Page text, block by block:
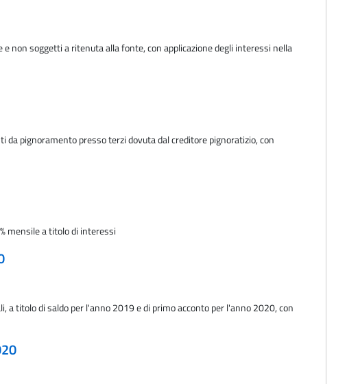
non soggetti a ritenuta alla fonte, con applicazione degli interessi nella
pignoramento presso terzi dovuta dal creditore pignoratizio, con
mensile a titolo di interessi
titolo di saldo per l'anno 2019 e di primo acconto per l'anno 2020, con